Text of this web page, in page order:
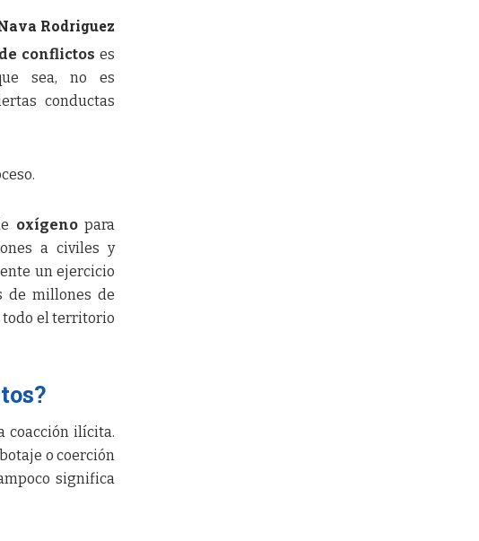
Rodriguez
conflictos es
sea, no es
conductas
oxígenopara
a civiles y
un ejercicio
de millones de
todo el territorio
?
coacción ilícita.
o coerción
significa